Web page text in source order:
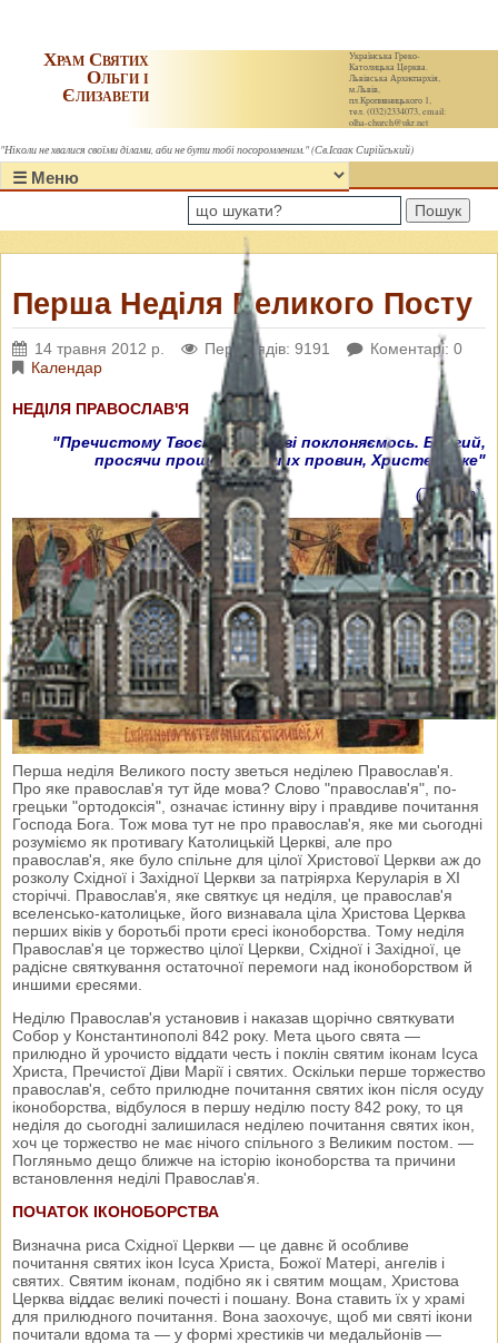
Українська Греко-
Католицька Церква.
Львівська Архиєпархія,
м.Львів,
пл.Кропивницького 1,
тел. (032)2334073, email:
olha-church@ukr.net
Храм Святих
Ольги і
Єлизавети
"Ніколи не хвалися своїми ділами, аби не бути тобі посоромленим." (Св.Ісаак Сирійський)
Пошук
Перша Неділя Великого Посту
14 травня 2012 р. Переглядів: 9191
Коментарі: 0
Календар
НЕДІЛЯ ПРАВОСЛАВ'Я
"Пречистому Твоєму образові поклоняємось. Благий,
просячи прощення наших провин, Христе Боже"
(Тропар).
Перша неділя Великого посту зветься неділею Православ'я.
Про яке православ'я тут йде мова? Слово "православ'я", по-
грецьки "ортодоксія", означає істинну віру і правдиве почитання
Господа Бога. Тож мова тут не про православ'я, яке ми сьогодні
розуміємо як противагу Католицькій Церкві, але про
православ'я, яке було спільне для цілої Христової Церкви аж до
розколу Східної і Західної Церкви за патріярха Керуларія в XI
сторіччі. Православ'я, яке святкує ця неділя, це православ'я
вселенсько-католицьке, його визнавала ціла Христова Церква
перших віків у боротьбі проти єресі іконоборства. Тому неділя
Православ'я це торжество цілої Церкви, Східної і Західної, це
радісне святкування остаточної перемоги над іконоборством й
иншими єресями.
Неділю Православ'я установив і наказав щорічно святкувати
Собор у Константинополі 842 року. Мета цього свята —
прилюдно й урочисто віддати честь і поклін святим іконам Ісуса
Христа, Пречистої Діви Марії і святих. Оскільки перше торжество
православ'я, себто прилюдне почитання святих ікон після осуду
іконоборства, відбулося в першу неділю посту 842 року, то ця
неділя до сьогодні залишилася неділею почитання святих ікон,
хоч це торжество не має нічого спільного з Великим постом. —
Погляньмо дещо ближче на історію іконоборства та причини
встановлення неділі Православ'я.
ПОЧАТОК ІКОНОБОРСТВА
Визначна риса Східної Церкви — це давнє й особливе
почитання святих ікон Ісуса Христа, Божої Матері, ангелів і
святих. Святим іконам, подібно як і святим мощам, Христова
Церква віддає великі почесті і пошану. Вона ставить їх у храмі
для прилюдного почитання. Вона заохочує, щоб ми святі ікони
почитали вдома та — у формі хрестиків чи медальйонів —